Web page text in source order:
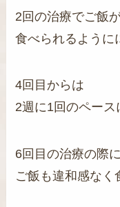
2回の治療でご飯
食べられるように
4回目からは
2週に1回のペース
6回目の治療の際
ご飯も違和感なく